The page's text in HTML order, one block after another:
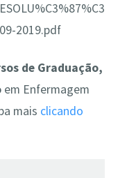
2019.pdf
de Graduação,
em Enfermagem
mais clicando